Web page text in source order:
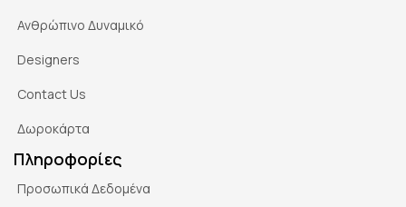
Ανθρώπινο Δυναμικό
Designers
Contact Us
Δωροκάρτα
Πληροφορίες
Προσωπικά Δεδομένα